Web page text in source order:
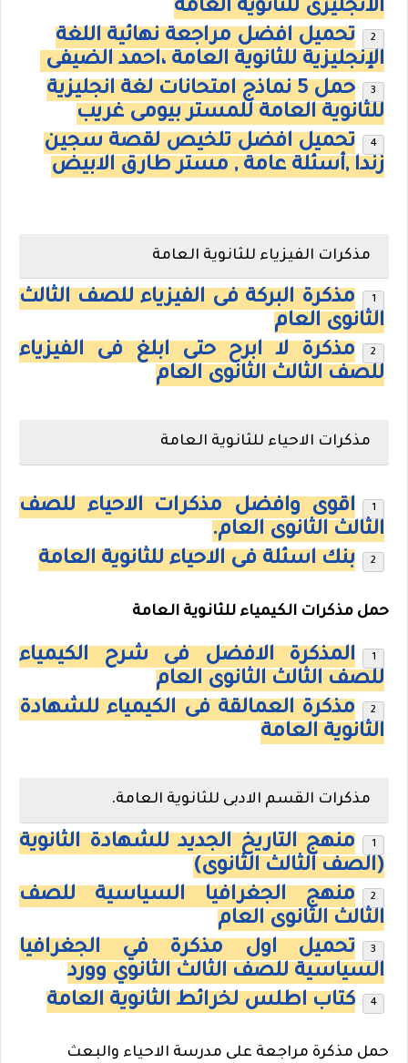
الانجليزى للثانوية العامة
تحميل افضل مراجعة نهائية اللغة
الإنجليزية للثانوية العامة ،احمد الضيفى
حمل 5 نماذج امتحانات لغة انجليزية
للثانوية العامة للمستر بيومى غريب
تحميل افضل تلخيص لقصة سجين
زندا ,أسئلة عامة , مستر طارق الابيض
مذكرات الفيزياء للثانوية العامة
مذكرة البركة فى الفيزياء للصف الثالث
الثانوى العام
مذكرة لا ابرح حتى ابلغ فى الفيزياء
للصف الثالث الثانوى العام
مذكرات الاحياء للثانوية العامة
اقوى وافضل مذكرات الاحياء للصف
الثالث الثانوى العام.
بنك اسئلة فى الاحياء للثانوية العامة
حمل مذكرات الكيمياء للثانوية العامة
المذكرة الافضل فى شرح الكيمياء
للصف الثالث الثانوى العام
مذكرة العمالقة فى الكيمياء للشهادة
الثانوية العامة
مذكرات القسم الادبى للثانوية العامة.
منهج التاريخ الجديد للشهادة الثانوية
(الصف الثالث الثانوى)
منهج الجغرافيا السياسية للصف
الثالث الثانوى العام
تحميل اول مذكرة في الجغرافيا
السياسية للصف الثالث الثانوي وورد
كتاب اطلس لخرائط الثانوية العامة
حمل مذكرة مراجعة على مدرسة الاحياء والبعث